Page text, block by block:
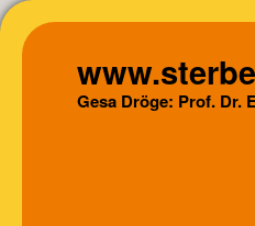
Gesa Dröge: Prof. Dr.